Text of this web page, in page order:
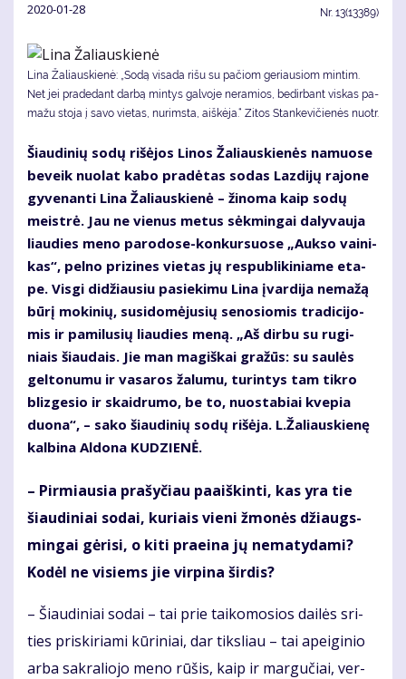
2020-01-28 Nr. 13(13389)
Li­na Ža­liaus­kie­nė: „So­dą vi­sa­da ri­šu su pa­čiom ge­riau­siom min­tim.
Net jei pra­de­dant dar­bą min­tys gal­vo­je ne­ra­mios, be­dir­bant vis­kas pa­
ma­žu sto­ja į sa­vo vie­tas, nu­rims­ta, aiš­kė­ja.“ Zitos Stankevičienės nuotr.
Šiau­di­nių so­dų ri­šė­jos Li­nos Ža­liaus­kie­nės na­muo­se
be­veik nuo­lat ka­bo pra­dė­tas so­das Laz­di­jų ra­jo­ne
gy­ve­nan­ti Li­na Ža­liaus­kie­nė – ži­no­ma kaip so­dų
meist­rė. Jau ne vie­nus me­tus sėk­min­gai da­ly­vau­ja
liau­dies me­no pa­ro­do­se-kon­kur­suo­se „Auk­so vai­ni­
kas“, pel­no pri­zi­nes vie­tas jų res­pub­li­ki­nia­me eta­
pe. Vis­gi di­džiau­siu pa­sie­ki­mu Li­na įvar­di­ja ne­ma­žą
bū­rį mo­ki­nių, su­si­do­mė­ju­sių se­no­sio­mis tra­di­ci­jo­
mis ir pa­mi­lu­sių liau­dies me­ną. „Aš dir­bu su ru­gi­
niais šiau­dais. Jie man ma­giš­kai gra­žūs: su sau­lės
gel­to­nu­mu ir va­sa­ros ža­lu­mu, tu­rin­tys tam tik­ro
bliz­ge­sio ir skaid­ru­mo, be to, nuo­sta­biai kve­pia
duo­na“, – sa­ko šiau­di­nių so­dų ri­šė­ja. L.Ža­liaus­kie­nę
kal­bi­na Al­do­na KU­DZIE­NĖ.
– Pir­miau­sia pra­šy­čiau pa­aiš­kin­ti, kas yra tie
šiau­di­niai so­dai, ku­riais vie­ni žmo­nės džiaugs­
min­gai gė­ri­si, o ki­ti pra­ei­na jų ne­ma­ty­da­mi?
Ko­dėl ne vi­siems jie vir­pi­na šir­dis?
– Šiau­di­niai so­dai – tai prie tai­ko­mo­sios dai­lės sri­
ties pri­ski­ria­mi kū­ri­niai, dar tiks­liau – tai apei­gi­nio
ar­ba sak­ra­lio­jo me­no rū­šis, kaip ir mar­gu­čiai, ver­